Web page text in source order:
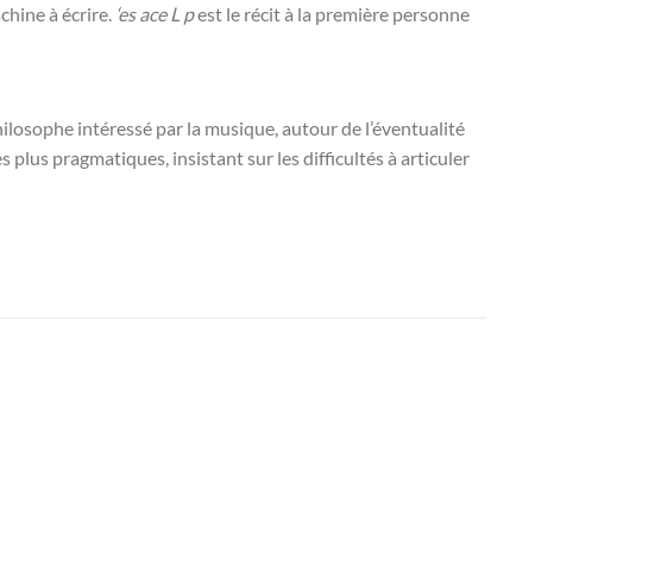
à écrire. ‘es ace L pest le récit à la première personne
intéressé par la musique, autour de l’éventualité
plus pragmatiques, insistant sur les difficultés à articuler